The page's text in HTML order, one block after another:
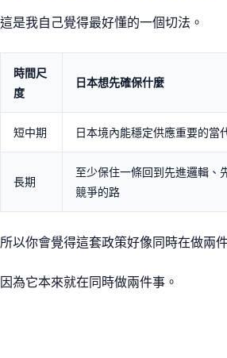
這是我自己覺得最好懂的一個切法。
時間尺
度
日本想先確保什麼
短中期 日本境內能穩定供應重要的當
長期
至少保住一條回到先進邏輯、
競爭的路
所以你會覺得這套政策好像同時在做兩
因為它本來就在同時做兩件事。